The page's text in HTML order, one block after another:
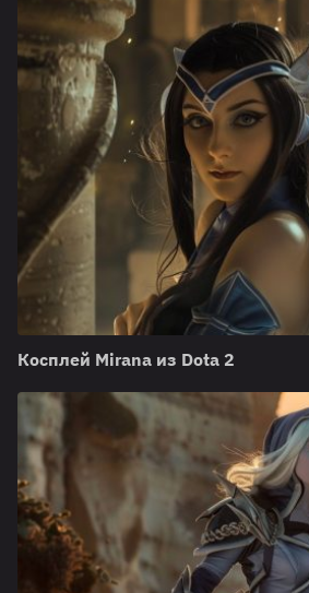
Косплей Mirana из Dota 2